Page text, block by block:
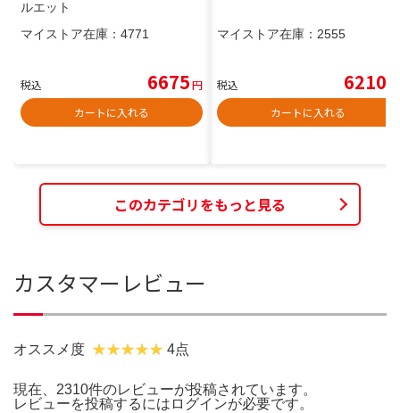
ルエット
マイストア在庫： 4771
税込 6675円
カートに入れる
マイストア在庫： 2555
税込 6210
カートに入れる
このカテゴリをもっと見る
カスタマーレビュー
オススメ度 4点
現在、2310件のレビューが投稿されています。
レビューを投稿するには ログインが必要です。